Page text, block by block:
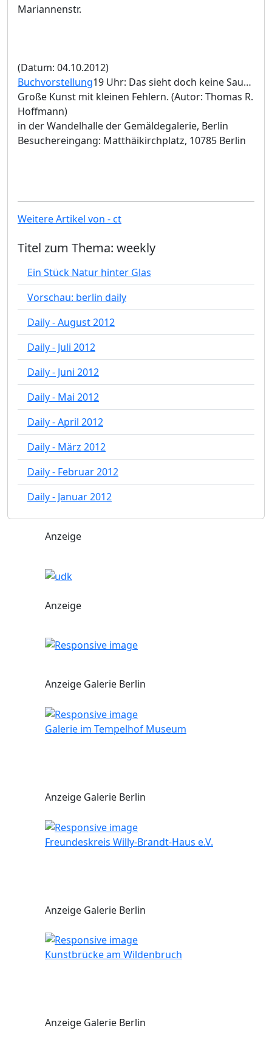
Mariannenstr.
(Datum: 04.10.2012)
Buchvorstellung19 Uhr: Das sieht doch keine Sau…
Große Kunst mit kleinen Fehlern. (Autor: Thomas R.
Hoffmann)
in der Wandelhalle der Gemäldegalerie, Berlin
Besuchereingang: Matthäikirchplatz, 10785 Berlin
Weitere Artikel von - ct
Titel zum Thema: weekly
Ein Stück Natur hinter Glas
Vorschau: berlin daily
Daily - August 2012
Daily - Juli 2012
Daily - Juni 2012
Daily - Mai 2012
Daily - April 2012
Daily - März 2012
Daily - Februar 2012
Daily - Januar 2012
Anzeige
Anzeige
Anzeige Galerie Berlin
Galerie im Tempelhof Museum
Anzeige Galerie Berlin
Freundeskreis Willy-Brandt-Haus e.V.
Anzeige Galerie Berlin
Kunstbrücke am Wildenbruch
Anzeige Galerie Berlin